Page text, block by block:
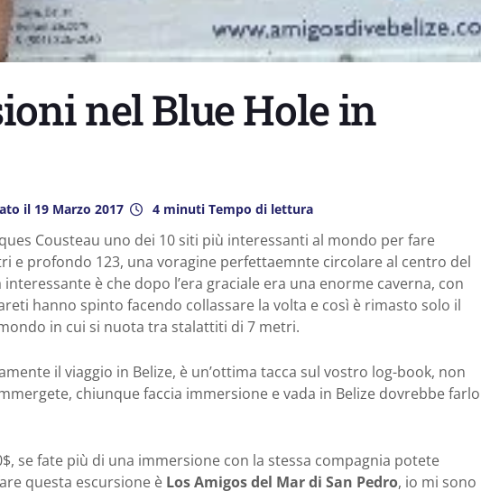
nel Blue Hole in
il 19 Marzo 2017 4 minuti Tempo di lettura
Cousteau uno dei 10 siti più interessanti al mondo per fare
e profondo 123, una voragine perfettaemnte circolare al centro del
è che dopo l’era graciale era una enorme caverna, con
hanno spinto facendo collassare la volta e così è rimasto solo il
in cui si nuota tra stalattiti di 7 metri.
il viaggio in Belize, è un’ottima tacca sul vostro log-book, non
chiunque faccia immersione e vada in Belize dovrebbe farlo
se fate più di una immersione con la stessa compagnia potete
questa escursione è Los Amigos del Mar di San Pedro, io mi sono